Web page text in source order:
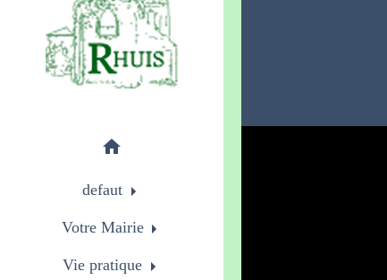
home
defaut
Votre Mairie
Vie pratique